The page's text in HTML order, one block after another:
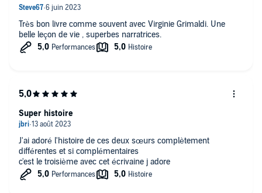
Très bon livre comme souvent avec Virginie Grimaldi. Une
belle leçon de vie , superbes narratrices.
J'ai adoré l'histoire de ces deux sœurs complètement
différentes et si complémentaires
c'est le troisième avec cet écrivaine j adore
Super histoire